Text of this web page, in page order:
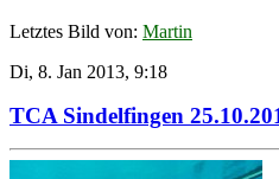
Letztes Bild von: Martin
Di, 8. Jan 2013, 9:18
TCA Sindelfingen